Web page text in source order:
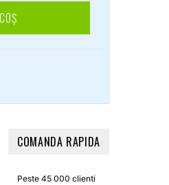
COMANDA RAPIDA
Peste 45 000 clienti